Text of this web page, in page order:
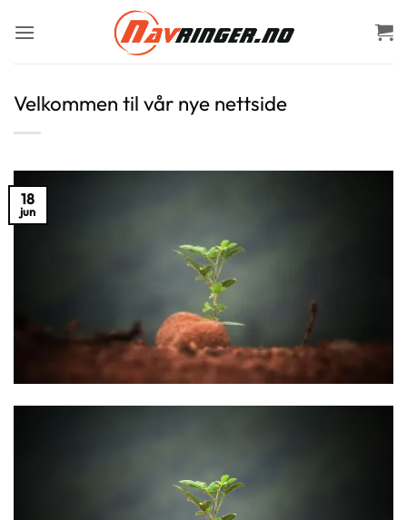
Velkommen til vår nye nettside
18
jun